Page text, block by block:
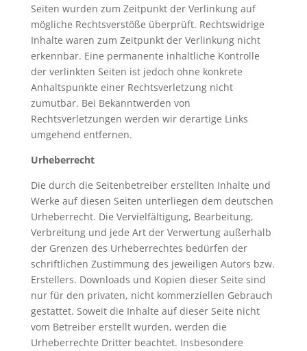
Seiten wurden zum Zeitpunkt der Verlinkung auf
mögliche Rechtsverstöße überprüft. Rechtswidrige
Inhalte waren zum Zeitpunkt der Verlinkung nicht
erkennbar. Eine permanente inhaltliche Kontrolle
der verlinkten Seiten ist jedoch ohne konkrete
Anhaltspunkte einer Rechtsverletzung nicht
zumutbar. Bei Bekanntwerden von
Rechtsverletzungen werden wir derartige Links
umgehend entfernen.
Urheberrecht
Die durch die Seitenbetreiber erstellten Inhalte und
Werke auf diesen Seiten unterliegen dem deutschen
Urheberrecht. Die Vervielfältigung, Bearbeitung,
Verbreitung und jede Art der Verwertung außerhalb
der Grenzen des Urheberrechtes bedürfen der
schriftlichen Zustimmung des jeweiligen Autors bzw.
Erstellers. Downloads und Kopien dieser Seite sind
nur für den privaten, nicht kommerziellen Gebrauch
gestattet. Soweit die Inhalte auf dieser Seite nicht
vom Betreiber erstellt wurden, werden die
Urheberrechte Dritter beachtet. Insbesondere